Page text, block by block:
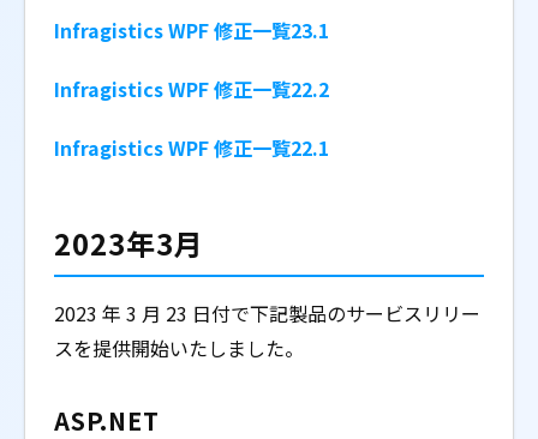
Infragistics WPF 修正一覧23.1
Infragistics WPF 修正一覧22.2
Infragistics WPF 修正一覧22.1
2023年3月
2023 年 3 月 23 日付で下記製品のサービスリリー
スを提供開始いたしました。
ASP.NET